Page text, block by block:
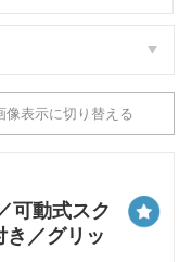
像表示に切り替える
可動式スク
き／グリッ